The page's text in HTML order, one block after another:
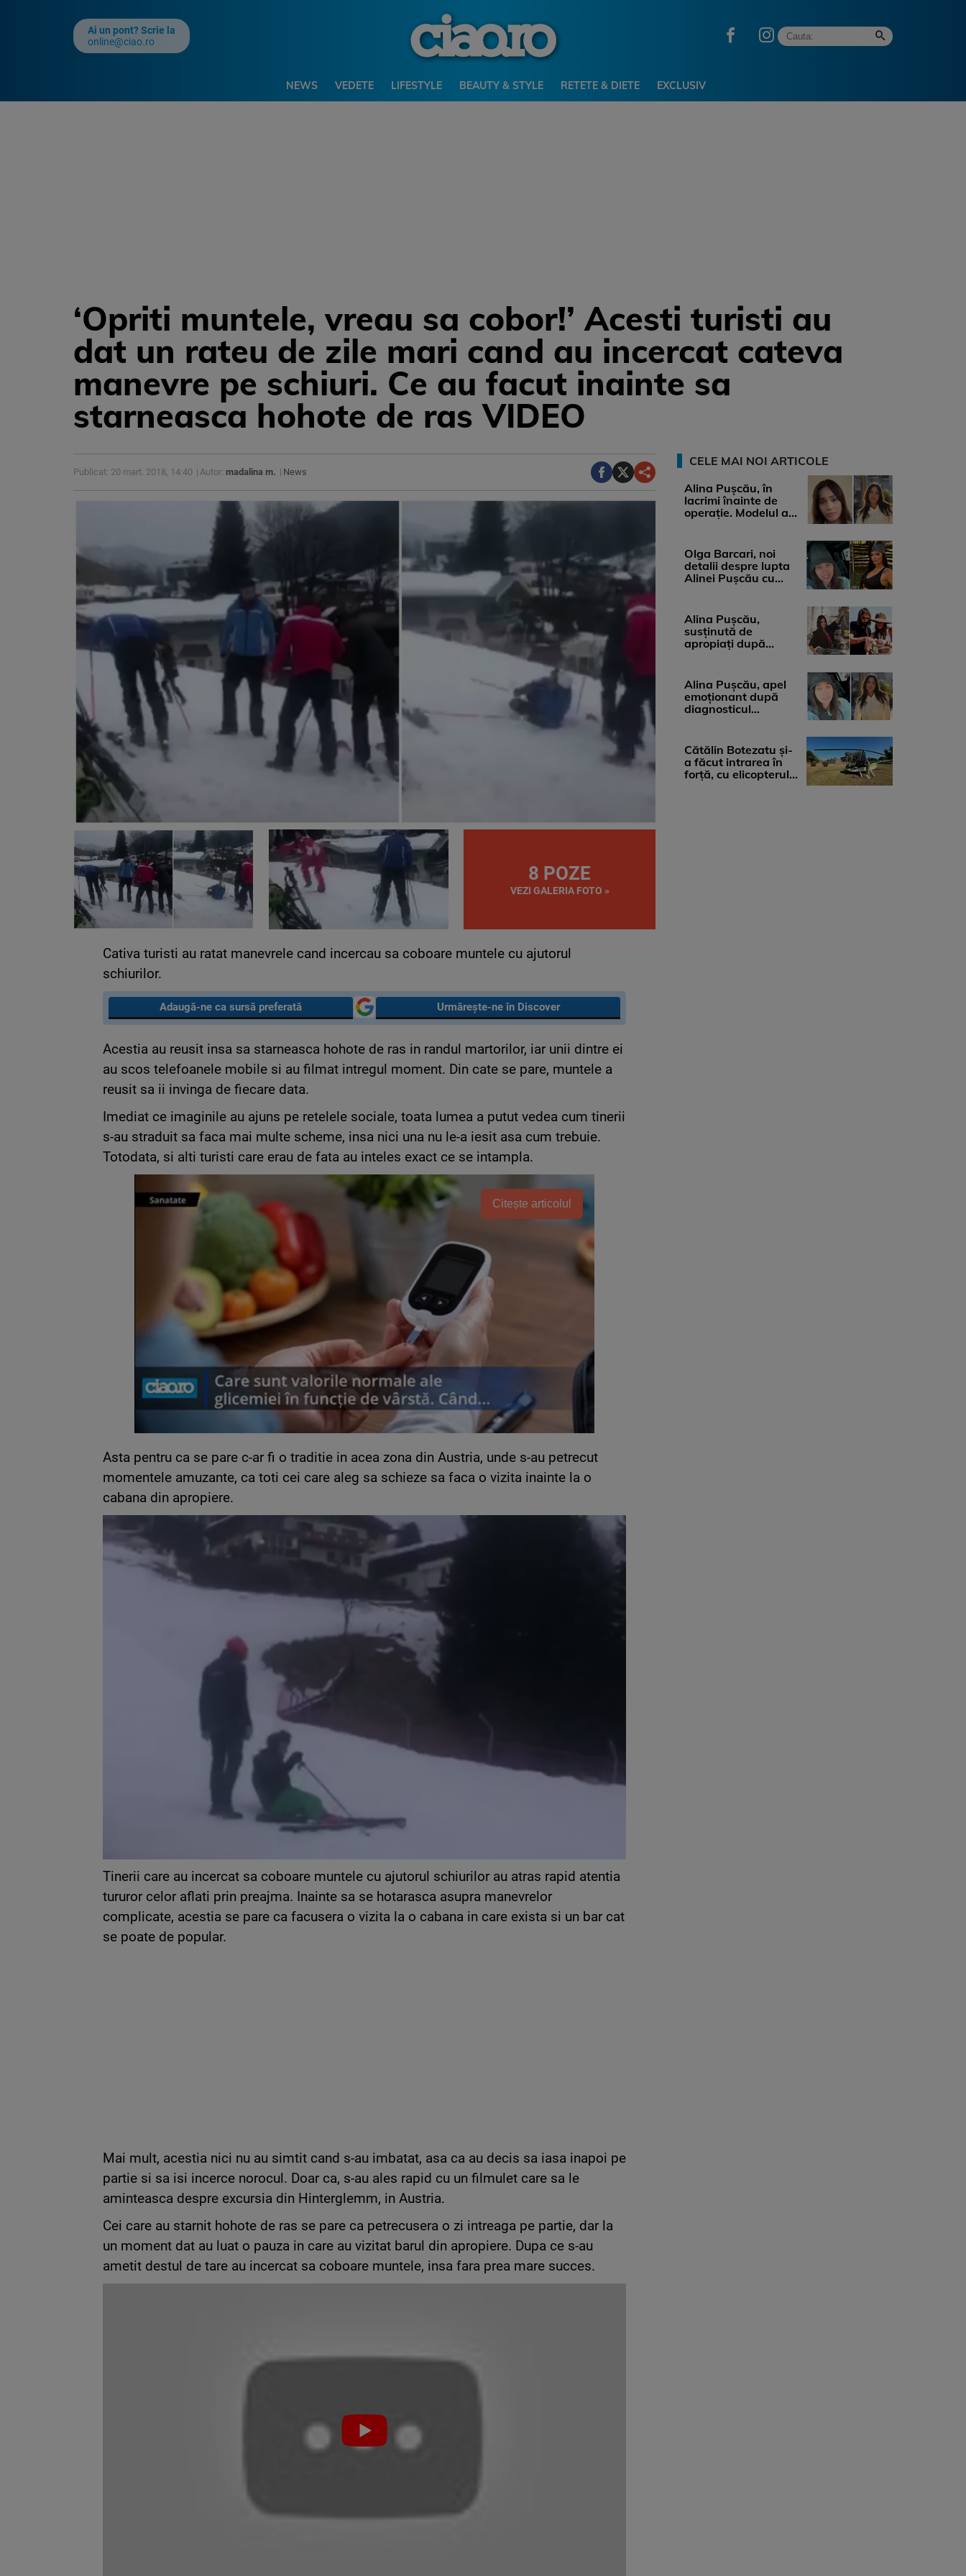
Ai un pont? Scrie la
online@ciao.ro
NEWS VEDETE LIFESTYLE BEAUTY & STYLE RETETE & DIETE EXCLUSIV
‘Opriti muntele, vreau sa cobor!’ Acesti turisti au
dat un rateu de zile mari cand au incercat cateva
manevre pe schiuri. Ce au facut inainte sa
starneasca hohote de ras VIDEO
Publicat: 20 mart. 2018, 14:40 Autor: madalina m. News
8 POZE
VEZI GALERIA FOTO »
Cativa turisti au ratat manevrele cand incercau sa coboare muntele cu ajutorul
schiurilor.
Adaugă-ne ca sursă preferată Urmărește-ne în Discover
Acestia au reusit insa sa starneasca hohote de ras in randul martorilor, iar unii dintre ei
au scos telefoanele mobile si au filmat intregul moment. Din cate se pare, muntele a
reusit sa ii invinga de fiecare data.
Imediat ce imaginile au ajuns pe retelele sociale, toata lumea a putut vedea cum tinerii
s-au straduit sa faca mai multe scheme, insa nici una nu le-a iesit asa cum trebuie.
Totodata, si alti turisti care erau de fata au inteles exact ce se intampla.
Citește articolul
Asta pentru ca se pare c-ar fi o traditie in acea zona din Austria, unde s-au petrecut
momentele amuzante, ca toti cei care aleg sa schieze sa faca o vizita inainte la o
cabana din apropiere.
Tinerii care au incercat sa coboare muntele cu ajutorul schiurilor au atras rapid atentia
tururor celor aflati prin preajma. Inainte sa se hotarasca asupra manevrelor
complicate, acestia se pare ca facusera o vizita la o cabana in care exista si un bar cat
se poate de popular.
Mai mult, acestia nici nu au simtit cand s-au imbatat, asa ca au decis sa iasa inapoi pe
partie si sa isi incerce norocul. Doar ca, s-au ales rapid cu un filmulet care sa le
aminteasca despre excursia din Hinterglemm, in Austria.
Cei care au starnit hohote de ras se pare ca petrecusera o zi intreaga pe partie, dar la
un moment dat au luat o pauza in care au vizitat barul din apropiere. Dupa ce s-au
ametit destul de tare au incercat sa coboare muntele, insa fara prea mare succes.
CELE MAI NOI ARTICOLE
Alina Pușcău, în
lacrimi înainte de
operație. Modelul a
Olga Barcari, noi
detalii despre lupta
Alinei Pușcău cu
Alina Pușcău,
susținută de
apropiați după
medicii, ...
Alina Pușcău, apel
emoționant după
diagnosticul
...
Cătălin Botezatu și-
a făcut intrarea în
forță, cu elicopterul,